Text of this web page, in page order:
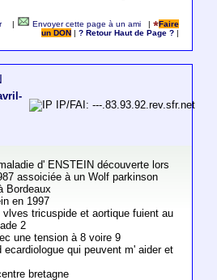
Envoyer cette page à un ami |
Faire
un DON
|? Retour Haut de Page ?
IP/FAI: ---.83.93.92.rev.sfr.net
d' ENSTEIN découverte lors
assoiciée à un Wolf parkinson
Bordeaux
en 1997
vlves tricuspide et aortique fuient au
2
une tension à 8 voire 9
qui peuvent m' aider et
bretagne